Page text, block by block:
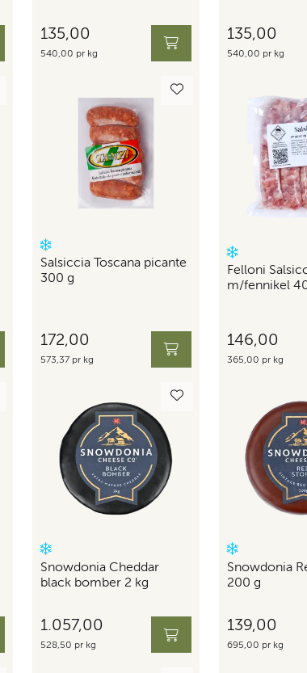
135,00
540,00 pr kg
135,00
540,00 pr kg
Salsiccia Toscana picante
300 g
172,00
573,37 pr kg
Felloni
m/fennikel
146,00
365,00 pr kg
Snowdonia Cheddar
black bomber 2 kg
1.057,00
528,50 pr kg
Snowdonia
200 g
139,00
695,00 pr kg